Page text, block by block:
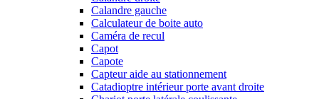
Calandre gauche
Calculateur de boite auto
Caméra de recul
Capot
Capote
Capteur aide au stationnement
Catadioptre intérieur porte avant droite